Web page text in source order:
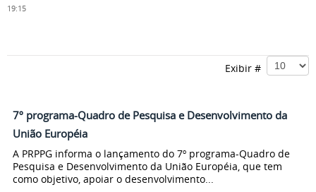
19:15
Exibir #
7º programa-Quadro de Pesquisa e Desenvolvimento da
União Européia
A PRPPG informa o lançamento do 7º programa-Quadro de
Pesquisa e Desenvolvimento da União Européia, que tem
como objetivo, apoiar o desenvolvimento...